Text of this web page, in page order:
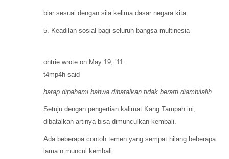
biar sesuai dengan sila kelima dasar negara kita
5. Keadilan sosial bagi seluruh bangsa multinesia
ohtrie wrote on May 19, ’11
t4mp4h said
harap dipahami bahwa dibatalkan tidak berarti diambilalih
Setuju dengan pengertian kalimat Kang Tampah ini,
dibatalkan artinya bisa dimunculkan kembali.
Ada beberapa contoh temen yang sempat hilang beberapa
lama n muncul kembali: